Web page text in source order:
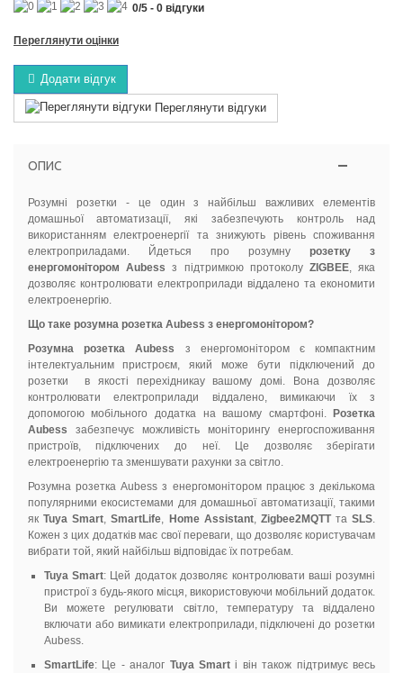
0/5 - 0 відгуки
Переглянути оцінки
Додати відгук
Переглянути відгуки
ОПИС
Розумні розетки - це один з найбільш важливих елементів
домашньої автоматизації, які забезпечують контроль над
використанням електроенергії та знижують рівень споживання
електроприладами. Йдеться про розумнурозетку з
енергомонітором Aubess з підтримкою протоколуZIGBEE , яка
дозволяє контролювати електроприлади віддалено та економити
електроенергію.
Що таке розумна розетка Aubess з енергомонітором?
Розумна розетка Aubess з енергомонітором є компактним
інтелектуальним пристроєм, який може бути підключений до
розетки в якості перехідникау вашому домі. Вона дозволяє
контролювати електроприлади віддалено, вимикаючи їх з
допомогою мобільного додатка на вашому смартфоні.Розетка
Aubess забезпечує можливість моніторингу енергоспоживання
пристроїв, підключених до неї. Це дозволяє зберігати
електроенергію та зменшувати рахунки за світло.
Розумна розетка Aubess з енергомонітором працює з декількома
популярними екосистемами для домашньої автоматизації, такими
як Tuya Smart ,SmartLife Home Assistant, Zigbee2MQTTтаSLS
Кожен з цих додатків має свої переваги, що дозволяє користувачам
вибрати той, який найбільш відповідає їх потребам.
Tuya Smart: Цей додаток дозволяє контролювати ваші розумні
пристрої з будь-якого місця, використовуючи мобільний додаток.
Ви можете регулювати світло, температуру та віддалено
включати або вимикати електроприлади, підключені до розетки
Aubess.
SmartLife: Це - аналог Tuya Smart і він також підтримує весь